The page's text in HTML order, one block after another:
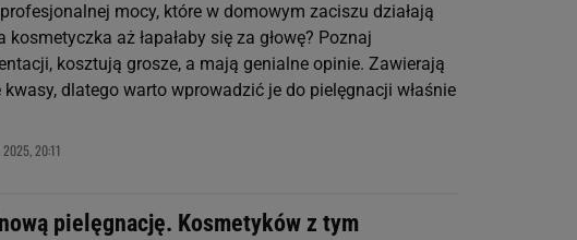
mocy, które w domowym zaciszu działają
aż łapałaby się za głowę? Poznaj
kosztują grosze, a mają genialne opinie. Zawierają
dlatego warto wprowadzić je do pielęgnacji właśnie
2025, 20:11
pielęgnację. Kosmetyków z tym